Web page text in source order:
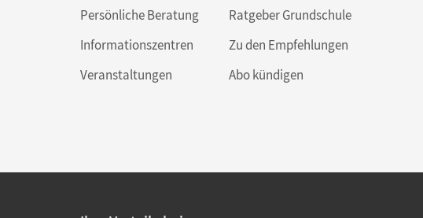
Persönliche Beratung
Informationszentren
Veranstaltungen
Ratgeber Grundschule
Zu den Empfehlungen
Abo kündigen